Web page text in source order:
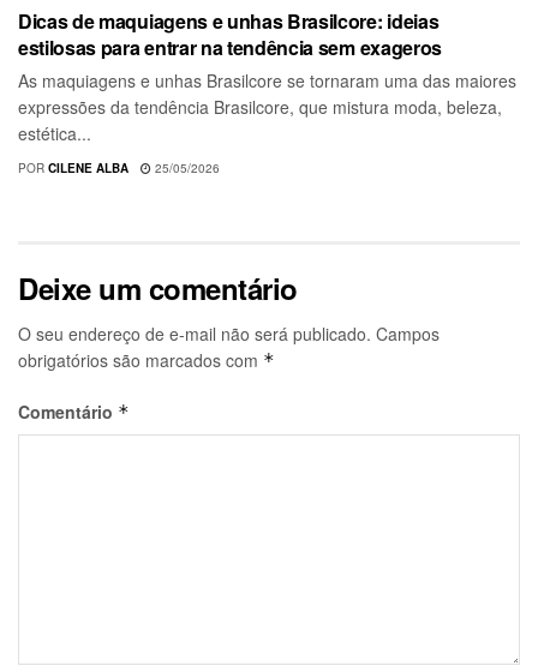
Dicas de maquiagens e unhas Brasilcore: ideias
estilosas para entrar na tendência sem exageros
As maquiagens e unhas Brasilcore se tornaram uma das maiores
expressões da tendência Brasilcore, que mistura moda, beleza,
estética...
POR CILENE ALBA 25/05/2026
Deixe um comentário
O seu endereço de e-mail não será publicado. Campos
obrigatórios são marcados com *
Comentário *